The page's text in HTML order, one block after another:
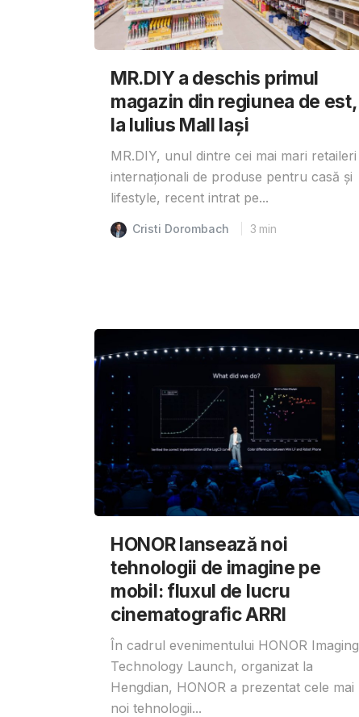
MR.DIY a deschis primul
magazin din regiunea de est,
la Iulius Mall Iași
MR.DIY, unul dintre cei mai mari retaileri
internaționali de produse pentru casă și
lifestyle, recent intrat pe...
Cristi Dorombach 3 min
HONOR lansează noi
tehnologii de imagine pe
mobil: fluxul de lucru
cinematografic ARRI
În cadrul evenimentului HONOR Imaging
Technology Launch, organizat la
Hengdian, HONOR a prezentat cele mai
noi tehnologii...